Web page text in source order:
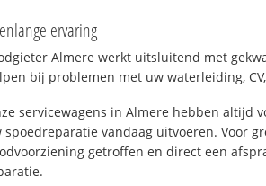
ervaring
Almere werkt uitsluitend met
bij problemen met uw waterleiding,
servicewagens in Almere hebben altijd
spoedreparatie vandaag uitvoeren. Voor
getroffen en direct een